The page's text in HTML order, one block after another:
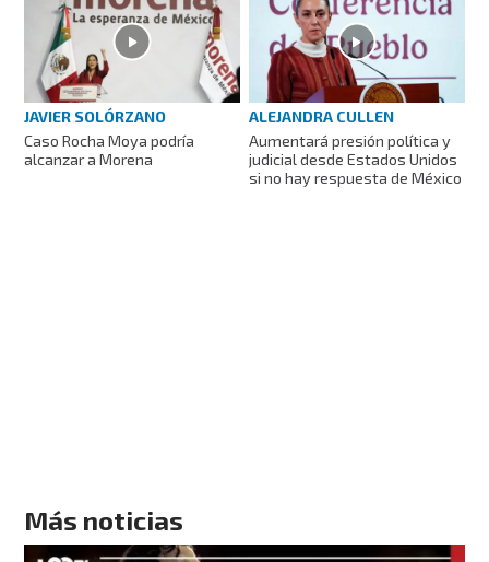
JAVIER SOLÓRZANO
Caso Rocha Moya podría
alcanzar a Morena
ALEJANDRA CULLEN
Aumentará presión política y
judicial desde Estados Unidos
si no hay respuesta de México
Más noticias